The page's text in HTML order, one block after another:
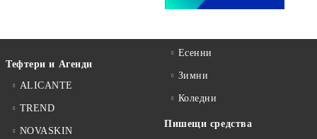
Тефтери и Агенди
ALICANTE
TREND
NOVASKIN
Есенни
Зимни
Коледни
Пишещи средства